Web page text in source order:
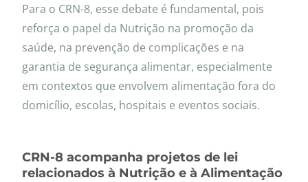
Para o CRN-8, esse debate é fundamental, pois
reforça o papel da Nutrição na promoção da
saúde, na prevenção de complicações e na
garantia de segurança alimentar, especialmente
em contextos que envolvem alimentação fora do
domicílio, escolas, hospitais e eventos sociais.
CRN-8 acompanha projetos de lei
relacionados à Nutrição e à Alimentação